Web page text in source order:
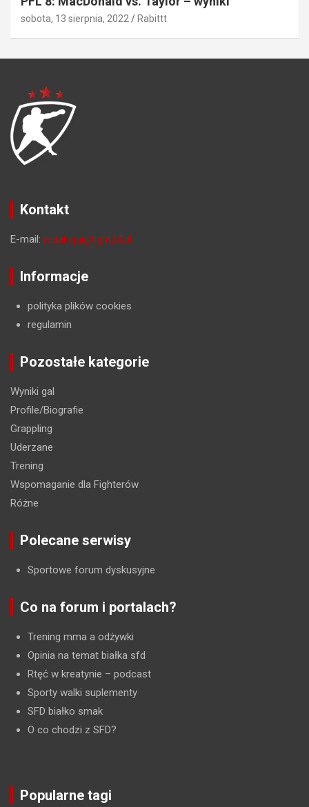
sobota, 13 sierpnia, 2022 Rabittt
Kontakt
E-mail: redakcja@fight24.pl
Informacje
polityka plików cookies
regulamin
Pozostałe kategorie
Wyniki gal
Profile/Biografie
Grappling
Uderzane
Trening
Wspomaganie dla Fighterów
Różne
Polecane serwisy
Sportowe forum dyskusyjne
Co na forum i portalach?
Trening mma a odżywki
Opinia na temat białka sfd
Rtęć w kreatynie – podcast
Sporty walki suplementy
SFD białko smak
O co chodzi z SFD?
Popularne tagi